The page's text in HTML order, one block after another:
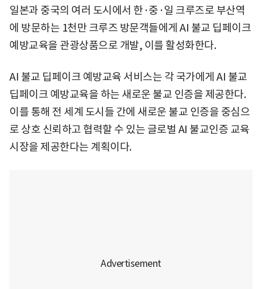
일본과 중국의 여러 도시에서 한·중·일 크루즈로 부산역
에 방문하는 1천만 크루즈 방문객들에게 AI 불교 딥페이크
예방교육을 관광상품으로 개발, 이를 활성화한다.
AI 불교 딥페이크 예방교육 서비스는 각 국가에게 AI 불교
딥페이크 예방교육을 하는 새로운 불교 인증을 제공한다.
이를 통해 전 세계 도시들 간에 새로운 불교 인증을 중심으
로 상호 신뢰하고 협력할 수 있는 글로벌 AI 불교인증 교육
시장을 제공한다는 계획이다.